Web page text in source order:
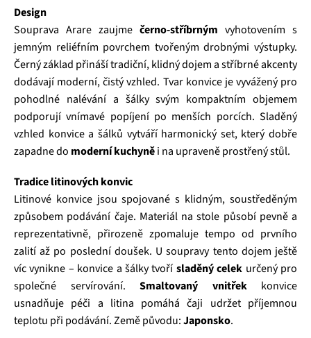
Design
Souprava Arare zaujme černo‑stříbrným vyhotovením s
jemným reliéfním povrchem tvořeným drobnými výstupky.
Černý základ přináší tradiční, klidný dojem a stříbrné akcenty
dodávají moderní, čistý vzhled. Tvar konvice je vyvážený pro
pohodlné nalévání a šálky svým kompaktním objemem
podporují vnímavé popíjení po menších porcích. Sladěný
vzhled konvice a šálků vytváří harmonický set, který dobře
zapadne do moderní kuchyněi na upraveně prostřený stůl.
Tradice litinových konvic
Litinové konvice jsou spojované s klidným, soustředěným
způsobem podávání čaje. Materiál na stole působí pevně a
reprezentativně, přirozeně zpomaluje tempo od prvního
zalití až po poslední doušek. U soupravy tento dojem ještě
víc vynikne – konvice a šálky tvoří sladěný celek určený pro
společné servírování. Smaltovaný vnitřekkonvice
usnadňuje péči a litina pomáhá čaji udržet příjemnou
teplotu při podávání. Země původu:Japonsko.